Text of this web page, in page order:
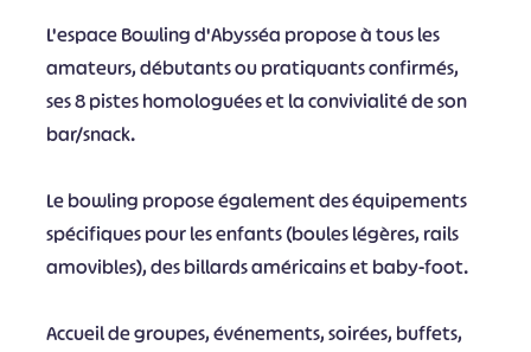
L'espace Bowling d'Abysséa propose à tous les
amateurs, débutants ou pratiquants confirmés,
ses 8 pistes homologuées et la convivialité de son
bar/snack.
Le bowling propose également des équipements
spécifiques pour les enfants (boules légères, rails
amovibles), des billards américains et baby-foot.
Accueil de groupes, événements, soirées, buffets,